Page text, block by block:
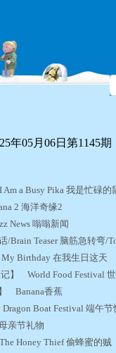
年05月06日第1145期
a Busy Pika 我是忙碌
2 海洋奇缘2
News 嗡嗡新闻
/Brain Teaser 脑筋急转弯/
My Birthday 在我生日这天
记】 World Food Festival
】 Banana香蕉
Boat Festival 端午
亲节礼物
Honey Thief 偷蜂蜜的贼